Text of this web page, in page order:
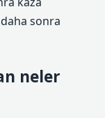
sonra
neler